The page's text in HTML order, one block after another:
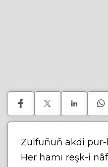
Zülfüñüñ akdi
Her hamı reşk-i